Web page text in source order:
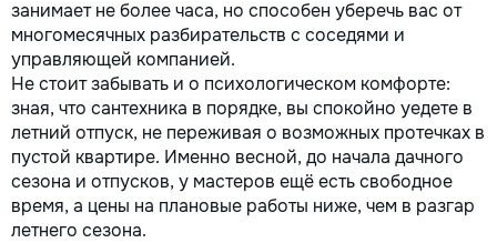
занимает не более часа, но способен уберечь вас от
многомесячных разбирательств с соседями и
управляющей компанией.
Не стоит забывать и о психологическом комфорте:
зная, что сантехника в порядке, вы спокойно уедете в
летний отпуск, не переживая о возможных протечках в
пустой квартире. Именно весной, до начала дачного
сезона и отпусков, у мастеров ещё есть свободное
время, а цены на плановые работы ниже, чем в разгар
летнего сезона.